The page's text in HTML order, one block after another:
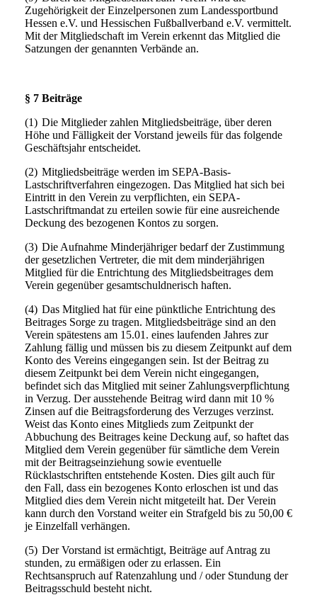
Zugehörigkeit der Einzelpersonen zum Landessportbund
Hessen e.V. und Hessischen Fußballverband e.V. vermittelt.
Mit der Mitgliedschaft im Verein erkennt das Mitglied die
Satzungen der genannten Verbände an.
§ 7 Beiträge
(1) Die Mitglieder zahlen Mitgliedsbeiträge, über deren
Höhe und Fälligkeit der Vorstand jeweils für das folgende
Geschäftsjahr entscheidet.
(2) Mitgliedsbeiträge werden im SEPA-Basis-
Lastschriftverfahren eingezogen. Das Mitglied hat sich bei
Eintritt in den Verein zu verpflichten, ein SEPA-
Lastschriftmandat zu erteilen sowie für eine ausreichende
Deckung des bezogenen Kontos zu sorgen.
(3) Die Aufnahme Minderjähriger bedarf der Zustimmung
der gesetzlichen Vertreter, die mit dem minderjährigen
Mitglied für die Entrichtung des Mitgliedsbeitrages dem
Verein gegenüber gesamtschuldnerisch haften.
(4) Das Mitglied hat für eine pünktliche Entrichtung des
Beitrages Sorge zu tragen. Mitgliedsbeiträge sind an den
Verein spätestens am 15.01. eines laufenden Jahres zur
Zahlung fällig und müssen bis zu diesem Zeitpunkt auf dem
Konto des Vereins eingegangen sein. Ist der Beitrag zu
diesem Zeitpunkt bei dem Verein nicht eingegangen,
befindet sich das Mitglied mit seiner Zahlungsverpflichtung
in Verzug. Der ausstehende Beitrag wird dann mit 10 %
Zinsen auf die Beitragsforderung des Verzuges verzinst.
Weist das Konto eines Mitglieds zum Zeitpunkt der
Abbuchung des Beitrages keine Deckung auf, so haftet das
Mitglied dem Verein gegenüber für sämtliche dem Verein
mit der Beitragseinziehung sowie eventuelle
Rücklastschriften entstehende Kosten. Dies gilt auch für
den Fall, dass ein bezogenes Konto erloschen ist und das
Mitglied dies dem Verein nicht mitgeteilt hat. Der Verein
kann durch den Vorstand weiter ein Strafgeld bis zu 50,00 €
je Einzelfall verhängen.
(5) Der Vorstand ist ermächtigt, Beiträge auf Antrag zu
stunden, zu ermäßigen oder zu erlassen. Ein
Rechtsanspruch auf Ratenzahlung und / oder Stundung der
Beitragsschuld besteht nicht.